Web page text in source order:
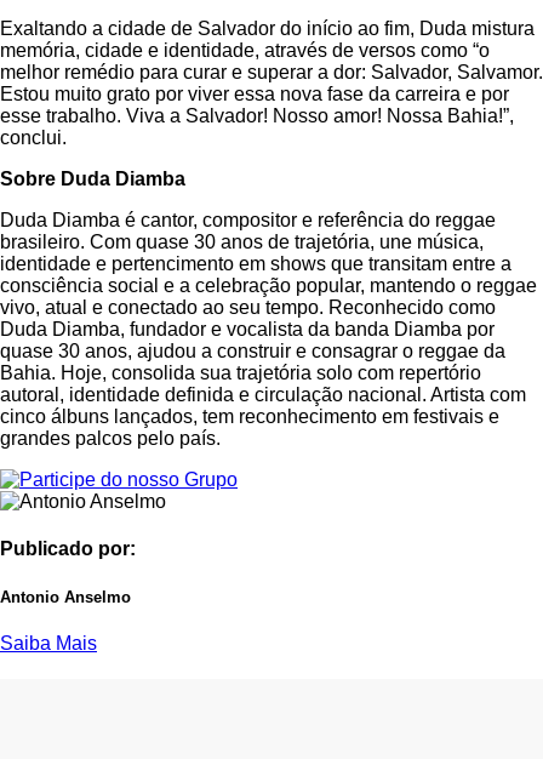
Exaltando a cidade de Salvador do início ao fim, Duda mistura
memória, cidade e identidade, através de versos como “o
melhor remédio para curar e superar a dor: Salvador, Salvamor.
Estou muito grato por viver essa nova fase da carreira e por
esse trabalho. Viva a Salvador! Nosso amor! Nossa Bahia!”,
conclui.
Sobre Duda Diamba
Duda Diamba é cantor, compositor e referência do reggae
brasileiro. Com quase 30 anos de trajetória, une música,
identidade e pertencimento em shows que transitam entre a
consciência social e a celebração popular, mantendo o reggae
vivo, atual e conectado ao seu tempo. Reconhecido como
Duda Diamba, fundador e vocalista da banda Diamba por
quase 30 anos, ajudou a construir e consagrar o reggae da
Bahia. Hoje, consolida sua trajetória solo com repertório
autoral, identidade definida e circulação nacional. Artista com
cinco álbuns lançados, tem reconhecimento em festivais e
grandes palcos pelo país.
Publicado por:
Antonio Anselmo
Saiba Mais